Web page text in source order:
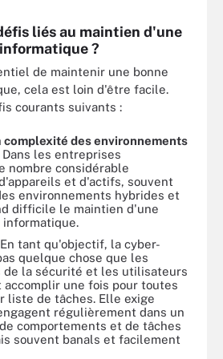
liés au maintien d'une
?
de maintenir une bonne
cela est loin d'être facile.
courants suivants :
complexité des environnements
Dans les entreprises
nombre considérable
et d'actifs, souvent
environnements hybrides et
difficile le maintien d'une
informatique.
tant qu'objectif, la cyber-
quelque chose que les
de la sécurité et les utilisateurs
une fois pour toutes
liste de tâches. Elle exige
régulièrement dans un
comportements et de tâches
souvent banals et facilement